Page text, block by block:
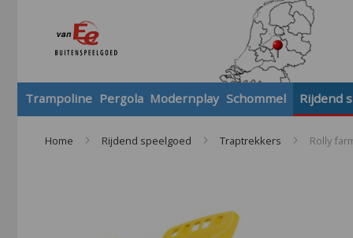
Trampoline Pergola Modernplay Schommel Rijdend
Home Rijdend speelgoed Traptrekkers Rolly